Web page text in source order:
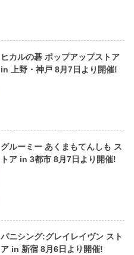
ヒカルの碁 ポップアップストア
in 上野・神戸 8月7日より開催!
グルーミー あくまもてんしも ス
トア in 3都市 8月7日より開催!
パニシング:グレイレイヴン スト
ア in 新宿 8月6日より開催!